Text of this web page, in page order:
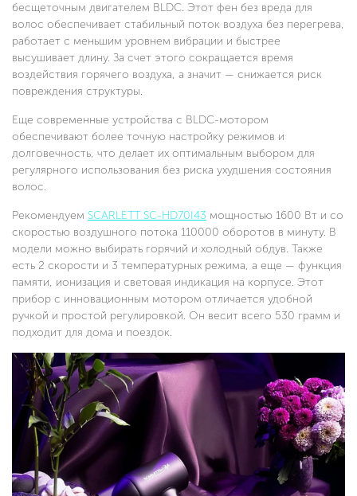
бесщеточным двигателем BLDC. Этот фен без вреда для
волос обеспечивает стабильный поток воздуха без перегрева,
работает с меньшим уровнем вибрации и быстрее
высушивает длину. За счет этого сокращается время
воздействия горячего воздуха, а значит — снижается риск
повреждения структуры.
Еще современные устройства с BLDC-мотором
обеспечивают более точную настройку режимов и
долговечность, что делает их оптимальным выбором для
регулярного использования без риска ухудшения состояния
волос.
Рекомендуем SCARLETT SC-HD70I43 мощностью 1600 Вт и со
скоростью воздушного потока 110000 оборотов в минуту. В
модели можно выбирать горячий и холодный обдув. Также
есть 2 скорости и 3 температурных режима, а еще — функция
памяти, ионизация и световая индикация на корпусе. Этот
прибор с инновационным мотором отличается удобной
ручкой и простой регулировкой. Он весит всего 530 грамм и
подходит для дома и поездок.